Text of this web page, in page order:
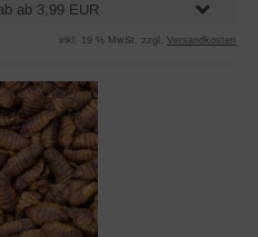
ab 3,99 EUR
inkl. 19 % MwSt. zzgl. Versandkosten